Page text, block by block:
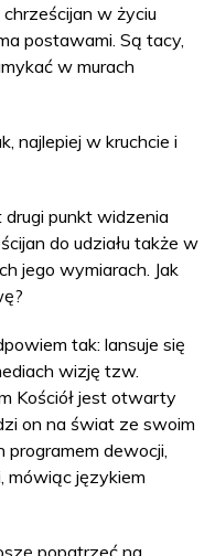
w życiu
postawami. Są tacy,
w murach
najlepiej w kruchcie i
drugi punkt widzenia
do udziału także w
jego wymiarach. Jak
tak: lansuje się
wizję tzw.
Kościół jest otwarty
on na świat ze swoim
programem dewocji,
mówiąc językiem